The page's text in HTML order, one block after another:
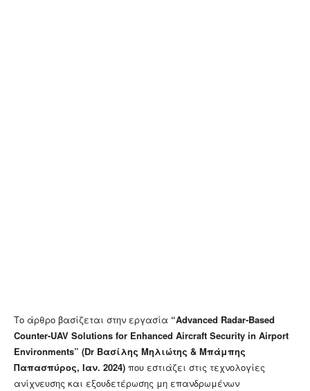
Το άρθρο βασίζεται στην εργασία “Advanced Radar-Based
Counter-UAV Solutions for Enhanced Aircraft Security in Airport
Environments” (Dr Βασίλης Μηλιώτης & Μπάμπης
Παπασπύρος, Ιαν. 2024) που εστιάζει στις τεχνολογίες
ανίχνευσης και εξουδετέρωσης μη επανδρωμένων